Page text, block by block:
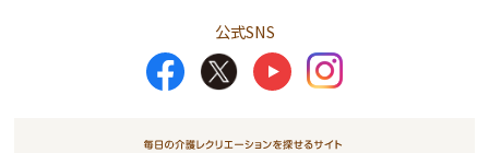
公式SNS